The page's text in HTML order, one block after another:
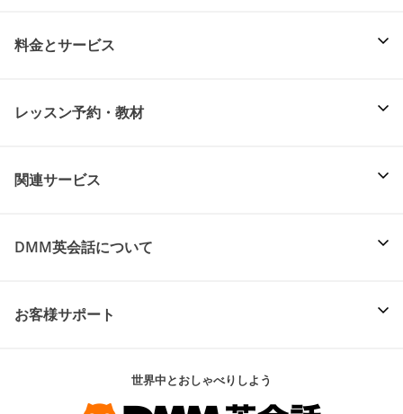
料金とサービス
レッスン予約・教材
関連サービス
DMM英会話について
お客様サポート
世界中とおしゃべりしよう